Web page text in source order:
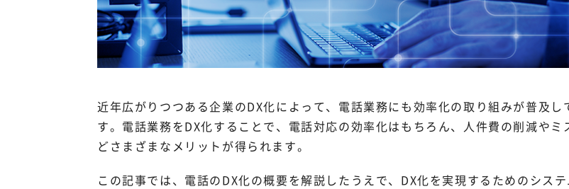
近年広がりつつある企業のDX化によって、電話業務にも効率化の取り組みが普及し
す。電話業務をDX化することで、電話対応の効率化はもちろん、人件費の削減やミ
どさまざまなメリットが得られます。
この記事では、電話のDX化の概要を解説したうえで、DX化を実現するためのシス